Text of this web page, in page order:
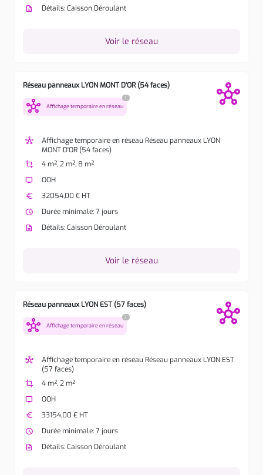
description
Détails: Caisson Déroulant
Voir le réseau
Réseau panneaux LYON MONT D'OR (54 faces)
hub Affichage temporaire en réseau
?
hub
Affichage temporaire en réseau Réseau panneaux LYON
MONT D'OR (54 faces)
crop
4 m², 2 m², 8 m²
tv
OOH
euro
32054,00 € HT
watch_later
Durée minimale: 7 jours
description
Détails: Caisson Déroulant
Voir le réseau
Réseau panneaux LYON EST (57 faces)
hub Affichage temporaire en réseau
?
hub
Affichage temporaire en réseau Réseau panneaux LYON EST
(57 faces)
crop
4 m², 2 m²
tv
OOH
euro
33154,00 € HT
watch_later
Durée minimale: 7 jours
description
Détails: Caisson Déroulant